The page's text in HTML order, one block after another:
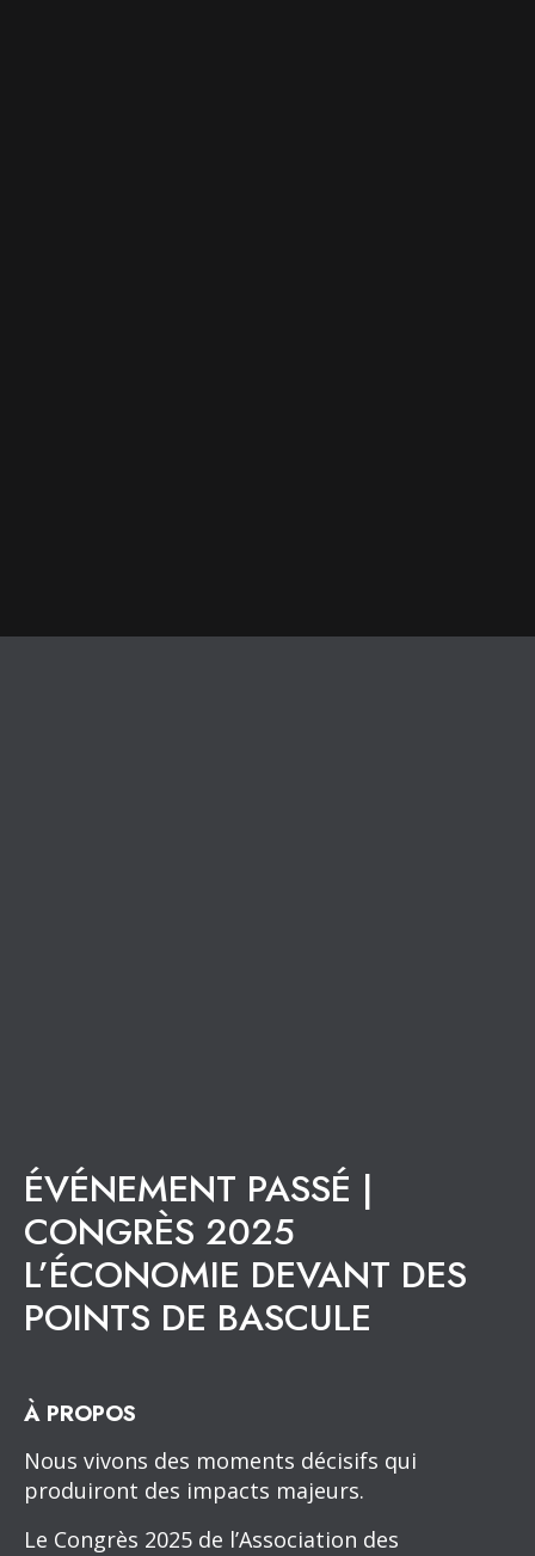
ÉVÉNEMENT PASSÉ |
CONGRÈS 2025
L’ÉCONOMIE DEVANT DES
POINTS DE BASCULE
À PROPOS
Nous vivons des moments décisifs qui
produiront des impacts majeurs.
Le Congrès 2025 de l’Association des